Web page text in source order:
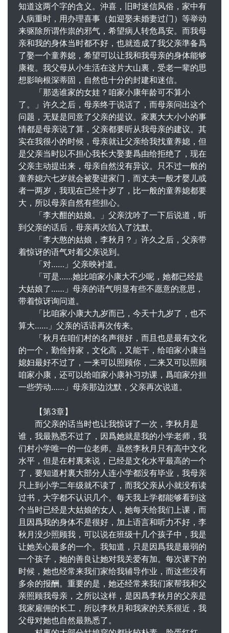
知道这两个字的含义。沖喜，旧时迷信风俗，家中有
人病重时，用办理喜事（如迎娶未婚妻过门）等举动
来驱除所谓作祟的邪气，希望病人转危爲安。而我母
亲和我的身体当时都不好，也就造成了我父亲準备爲
了娶一个童养媳，希望可以让我和我母亲的身体能够
康複。我父母从小生活在这片大山裏，受老一辈的思
想影响根深蒂固，自然也十分的封建和迷信。
「那选谁家的女娃？咱家小康年龄可不算小
了。」许久之后，母亲终于说话了，而母亲问出这个
问题，无疑是同意了父亲的提议。家裏大大小小的事
情都是母亲说了算，父亲都要听从我母亲的建议。其
实在我很小的时候，母亲就让父亲给我找童养媳，但
是父亲当时以不担心我长大娶妻爲由给拒绝了，现在
父亲主动提出来，母亲自然没有异议。只不过一般的
童养媳六七岁就会被娶进家门，而丈夫一般才婴儿或
者一两岁，我现在已经十岁了，比一般的童养媳都要
大，所以母亲自然有些担心。
「李大酣的姑娘。」父亲沈吟了一下后说道，听
到父亲的话后，母亲再次陷入了沈默。
「李大憨的姑娘，李秋月？」许久之后，父亲带
着惊讶的语气对着父亲说到。
「对……」父亲映衬道。
「可是……她比咱家小康大不少呢，她都已经是
大姑娘了……」母亲的语气明显有些不愿意的意思，
带着惊讶询问道。
「比咱家小康大九岁而已，今天十九岁了，也不
算大……」父亲的话语再次传来。
「秋月在咱们村的名声很好，而且也是最有文化
的一个，勤俭持家，文化高，又能干，给咱家小康当
媳妇最好不过了，一来可以照顾你，二来又可以照顾
咱家小康，还可以给咱家小康补习功课，爲咱家分担
一些劳动……」母亲那边沈默，父亲再次说道。
【第3章】
而父亲的话当时也让我惊讶了一次，李秋月是
谁，我最熟悉不过了，因爲她就是我的小学老师，我
们村小学唯一的一位老师。虽然李秋月只有高中文化
水平，但是在村裏来说，已经是文化水平最高的一个
了，要知道村裏大部分人连小学都没有毕业，我母亲
只上到小学二年级就不读了，而我父亲从小就没有读
过书，大字都不认识几个。每天我上学都能够看到这
个当时已经是大姑娘的女人，她每天给我们上课，而
且因爲我的身体不是很好，加上语言和听力不好，李
秋月没少照顾我，可以说在班级十几个孩子中，我是
让她关心最多的一个。我知道，只是因爲我是最弱的
一个孩子，她的善良让她对我关爱有加。每次课下的
时候，她也经常来我们家给我辅导作业，而这些没有
多余的报酬。重要的是，她还经常来我们家帮我和父
亲照顾我母亲，之所以这样，是因爲李秋月的父亲是
我家雇佣的长工，所以李秋月和我家的关系很近，我
父母对她也自然最熟悉了。